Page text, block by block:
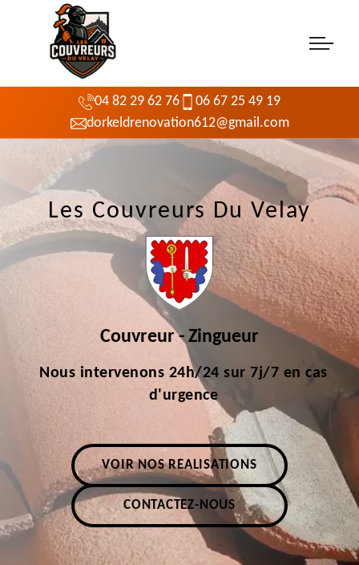
04 82 29 62 76
06 67 25 49 19
dorkeldrenovation612@gmail.com
Les Couvreurs Du Velay
Couvreur - Zingueur
Nous intervenons 24h/24 sur 7j/7 en cas
d'urgence
VOIR NOS RÉALISATIONS
CONTACTEZ-NOUS